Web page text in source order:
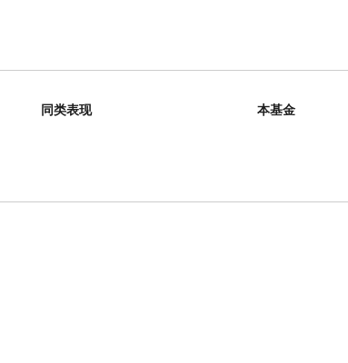
同类表现 本基金